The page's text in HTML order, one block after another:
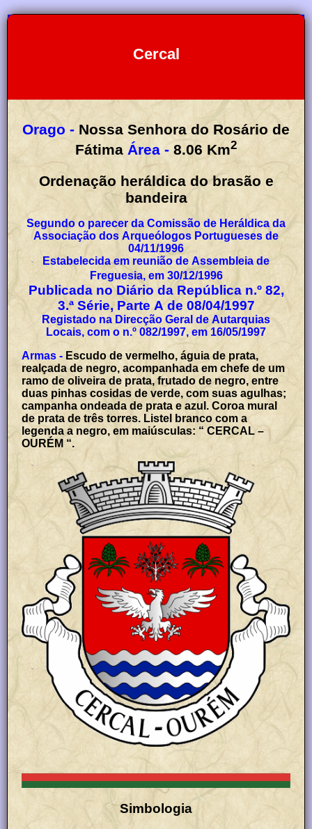
Cercal
Orago - Nossa Senhora do Rosário de
Fátima Área - 8.06 Km2
Ordenação heráldica do brasão e
bandeira
Segundo o parecer da Comissão de Heráldica da
Associação dos Arqueólogos Portugueses de
04/11/1996
Estabelecida em reunião de Assembleia de
Freguesia, em 30/12/1996
Publicada no Diário da República n.º 82,
3.ª Série, Parte A de 08/04/1997
Registado na Direcção Geral de Autarquias
Locais, com o n.º 082/1997, em 16/05/1997
Armas - Escudo de vermelho, águia de prata,
realçada de negro, acompanhada em chefe de um
ramo de oliveira de prata, frutado de negro, entre
duas pinhas cosidas de verde, com suas agulhas;
campanha ondeada de prata e azul. Coroa mural
de prata de três torres. Listel branco com a
legenda a negro, em maiúsculas: “ CERCAL –
OURÉM “.
Simbologia